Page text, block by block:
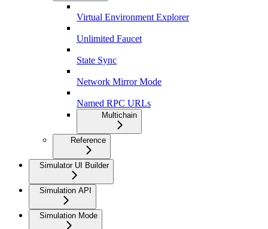
Virtual Environment Explorer
Unlimited Faucet
State Sync
Network Mirror Mode
Named RPC URLs
Multichain
Reference
Simulator UI Builder
Simulation API
Simulation Mode